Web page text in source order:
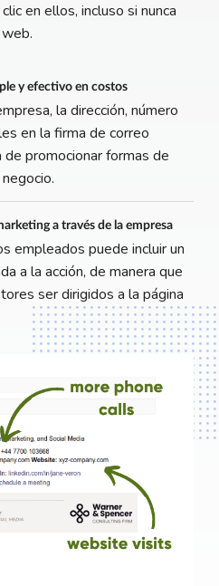
en ellos, incluso si nunca
y efectivo en costos
la dirección, número
en la firma de correo
promocionar formas de
a través de la empresa
empleados puede incluir un
a la acción, de manera que
ser dirigidos a la página